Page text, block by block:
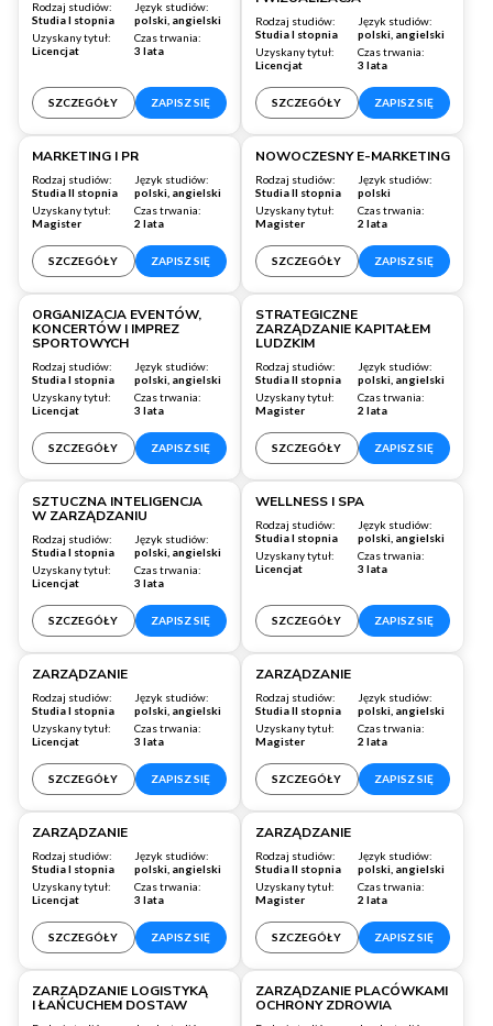
Rodzaj studiów:
Studia I stopnia
Język studiów:
polski, angielski
Uzyskany tytuł:
Licencjat
Czas trwania:
3 lata
SZCZEGÓŁY ZAPISZ SIĘ
Rodzaj studiów:
Studia I stopnia
Język studiów:
polski, angielski
Uzyskany tytuł:
Licencjat
Czas trwania:
3 lata
SZCZEGÓŁY ZAPISZ SIĘ
MARKETING I PR
Rodzaj studiów:
Studia II stopnia
Język studiów:
polski, angielski
Uzyskany tytuł:
Magister
Czas trwania:
2 lata
SZCZEGÓŁY ZAPISZ SIĘ
Wrocław
NOWOCZESNY E-MARKETING
Rodzaj studiów:
Studia II stopnia
Język studiów:
polski
Uzyskany tytuł:
Magister
Czas trwania:
2 lata
SZCZEGÓŁY ZAPISZ SIĘ
Warszawa
ORGANIZACJA EVENTÓW,
KONCERTÓW I IMPREZ
SPORTOWYCH
Rodzaj studiów:
Studia I stopnia
Język studiów:
polski, angielski
Uzyskany tytuł:
Licencjat
Czas trwania:
3 lata
SZCZEGÓŁY ZAPISZ SIĘ
STRATEGICZNE
ZARZĄDZANIE KAPITAŁEM
LUDZKIM
Rodzaj studiów:
Studia II stopnia
Język studiów:
polski, angielski
Uzyskany tytuł:
Magister
Czas trwania:
2 lata
SZCZEGÓŁY ZAPISZ SIĘ
Warszawa
SZTUCZNA INTELIGENCJA
W ZARZĄDZANIU
Rodzaj studiów:
Studia I stopnia
Język studiów:
polski, angielski
Uzyskany tytuł:
Licencjat
Czas trwania:
3 lata
SZCZEGÓŁY ZAPISZ SIĘ
WELLNESS I SPA
Rodzaj studiów:
Studia I stopnia
Język studiów:
polski, angielski
Uzyskany tytuł:
Licencjat
Czas trwania:
3 lata
SZCZEGÓŁY ZAPISZ SIĘ
ZARZĄDZANIE
Rodzaj studiów:
Studia I stopnia
Język studiów:
polski, angielski
Uzyskany tytuł:
Licencjat
Czas trwania:
3 lata
SZCZEGÓŁY ZAPISZ SIĘ
ZARZĄDZANIE
Rodzaj studiów:
Studia II stopnia
Język studiów:
polski, angielski
Uzyskany tytuł:
Magister
Czas trwania:
2 lata
SZCZEGÓŁY ZAPISZ SIĘ
ZARZĄDZANIE
Rodzaj studiów:
Studia I stopnia
Język studiów:
polski, angielski
Uzyskany tytuł:
Licencjat
Czas trwania:
3 lata
SZCZEGÓŁY ZAPISZ SIĘ
ZARZĄDZANIE
Rodzaj studiów:
Studia II stopnia
Język studiów:
polski, angielski
Uzyskany tytuł:
Magister
Czas trwania:
2 lata
SZCZEGÓŁY ZAPISZ SIĘ
Warszawa
ZARZĄDZANIE LOGISTYKĄ
I ŁAŃCUCHEM DOSTAW
Warszawa
ZARZĄDZANIE PLACÓWKAMI
OCHRONY ZDROWIA